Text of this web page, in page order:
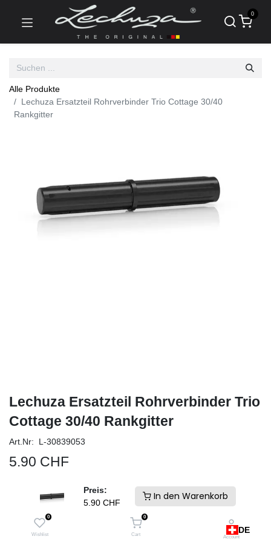
Preis:
5.90 CHF
In den Warenkorb
0
Wishlist
0
Cart Account
0
Alle Produkte
Lechuza Ersatzteil Rohrverbinder Trio Cottage 30/40
Rankgitter
Lechuza Ersatzteil Rohrverbinder Trio
Cottage 30/40 Rankgitter
Art.Nr: L-30839053
5.90 CHF
inkl. MwSt & zzgl.
Versandkosten
Schneller Versand und keine Zollgebühren. Ab Lager Schweiz
IN DEN WARENKORB DE